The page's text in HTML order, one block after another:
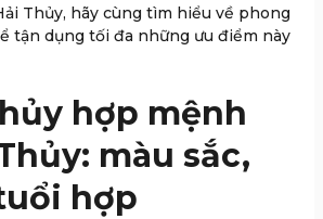
Thủy, hãy cùng tìm hiểu về phong
tận dụng tối đa những ưu điểm này
hợp mệnh
màu sắc,
hợp